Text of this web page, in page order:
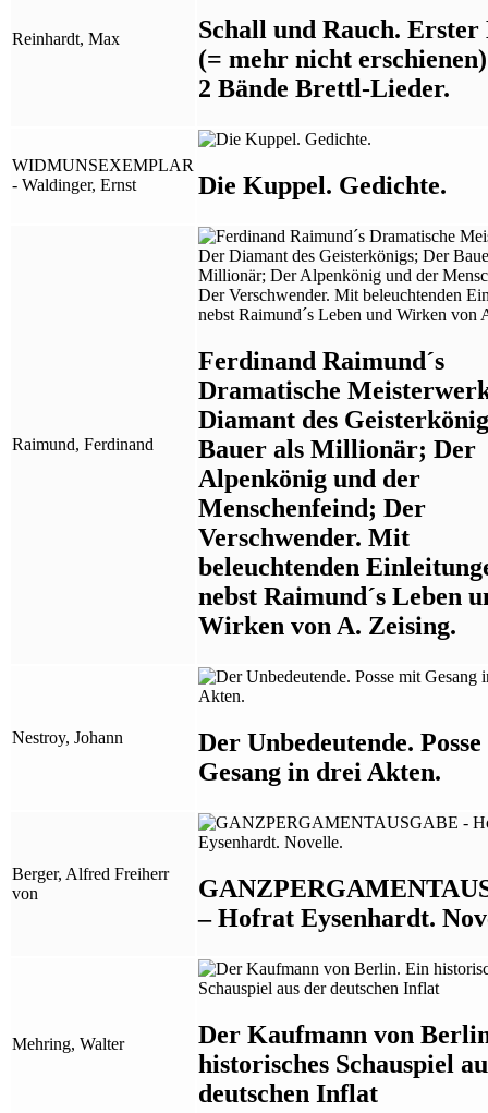
Reinhardt, Max
Schall und Rauch. Erster
(= mehr nicht
2 Bände Brettl-Lieder.
WIDMUNSEXEMPLAR
- Waldinger, Ernst
Die Kuppel. Gedichte.
Raimund, Ferdinand
Ferdinand Raimund´s
Dramatische
Diamant des
Bauer als Millionär; Der
Alpenkönig und der
Menschenfeind; Der
Verschwender. Mit
beleuchtenden
nebst Raimund´s Leben
Wirken von A. Zeising.
Nestroy, Johann
Der Unbedeutende.
Gesang in drei Akten.
Berger, Alfred Freiherr
von
– Hofrat Eysenhardt.
Mehring, Walter
Der Kaufmann von
historisches Schauspiel
deutschen Inflat